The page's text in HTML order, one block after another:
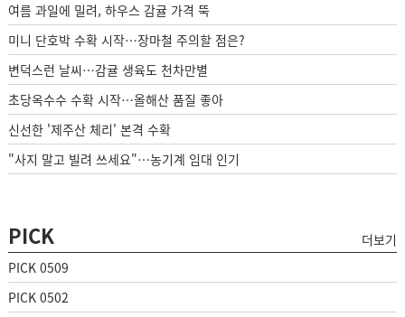
여름 과일에 밀려, 하우스 감귤 가격 뚝
미니 단호박 수확 시작…장마철 주의할 점은?
변덕스런 날씨…감귤 생육도 천차만별
초당옥수수 수확 시작…올해산 품질 좋아
신선한 '제주산 체리' 본격 수확
"사지 말고 빌려 쓰세요"…농기계 임대 인기
PICK
더보기
PICK 0509
PICK 0502